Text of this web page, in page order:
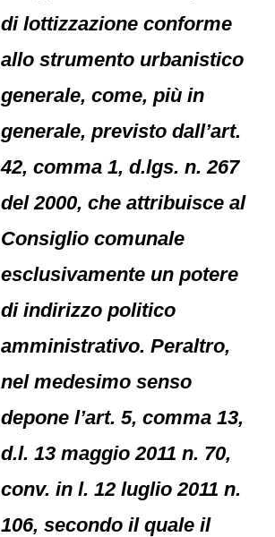
di lottizzazione conforme
allo strumento urbanistico
generale, come, più in
generale, previsto dall’art.
42, comma 1, d.lgs. n. 267
del 2000, che attribuisce al
Consiglio comunale
esclusivamente un potere
di indirizzo politico
amministrativo. Peraltro,
nel medesimo senso
depone l’art. 5, comma 13,
d.l. 13 maggio 2011 n. 70,
conv. in l. 12 luglio 2011 n.
106, secondo il quale il